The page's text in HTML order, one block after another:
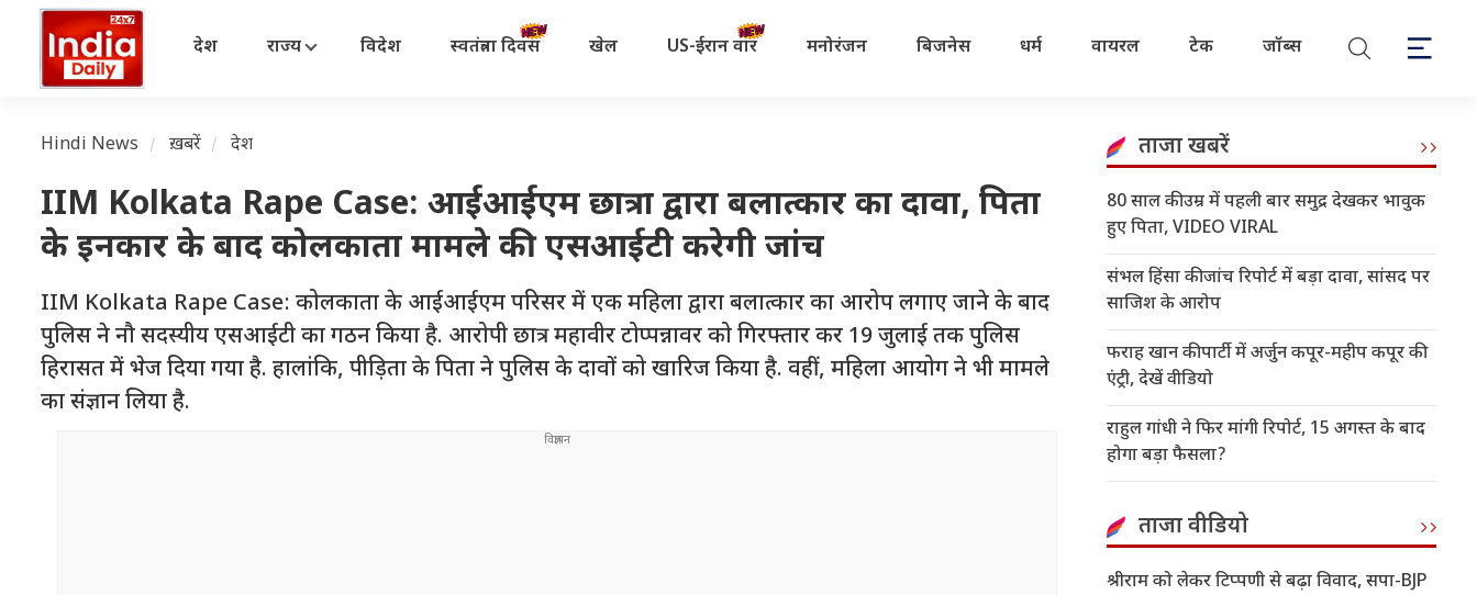
देश राज्य विदेश स्वतंत्रता दिवस खेल US-ईरान वॉर मनोरंजन बिजनेस धर्म वायरल टेक जॉब्स
Hindi News ख़बरें देश
IIM Kolkata Rape Case: आईआईएम छात्रा द्वारा बलात्कार का दावा, पिता
के इनकार के बाद कोलकाता मामले की एसआईटी करेगी जांच
IIM Kolkata Rape Case: कोलकाता के आईआईएम परिसर में एक महिला द्वारा बलात्कार का आरोप लगाए जाने के बाद
पुलिस ने नौ सदस्यीय एसआईटी का गठन किया है. आरोपी छात्र महावीर टोप्पन्नावर को गिरफ्तार कर 19 जुलाई तक पुलिस
हिरासत में भेज दिया गया है. हालांकि, पीड़िता के पिता ने पुलिस के दावों को खारिज किया है. वहीं, महिला आयोग ने भी मामले
का संज्ञान लिया है.
ताजा खबरें
80 साल की उम्र में पहली बार समुद्र देखकर भावुक
हुए पिता, VIDEO VIRAL
संभल हिंसा की जांच रिपोर्ट में बड़ा दावा, सांसद पर
साजिश के आरोप
फराह खान की पार्टी में अर्जुन कपूर-महीप कपूर की
एंट्री, देखें वीडियो
राहुल गांधी ने फिर मांगी रिपोर्ट, 15 अगस्त के बाद
होगा बड़ा फैसला?
ताजा वीडियो
श्रीराम को लेकर टिप्पणी से बढ़ा विवाद, सपा-BJP